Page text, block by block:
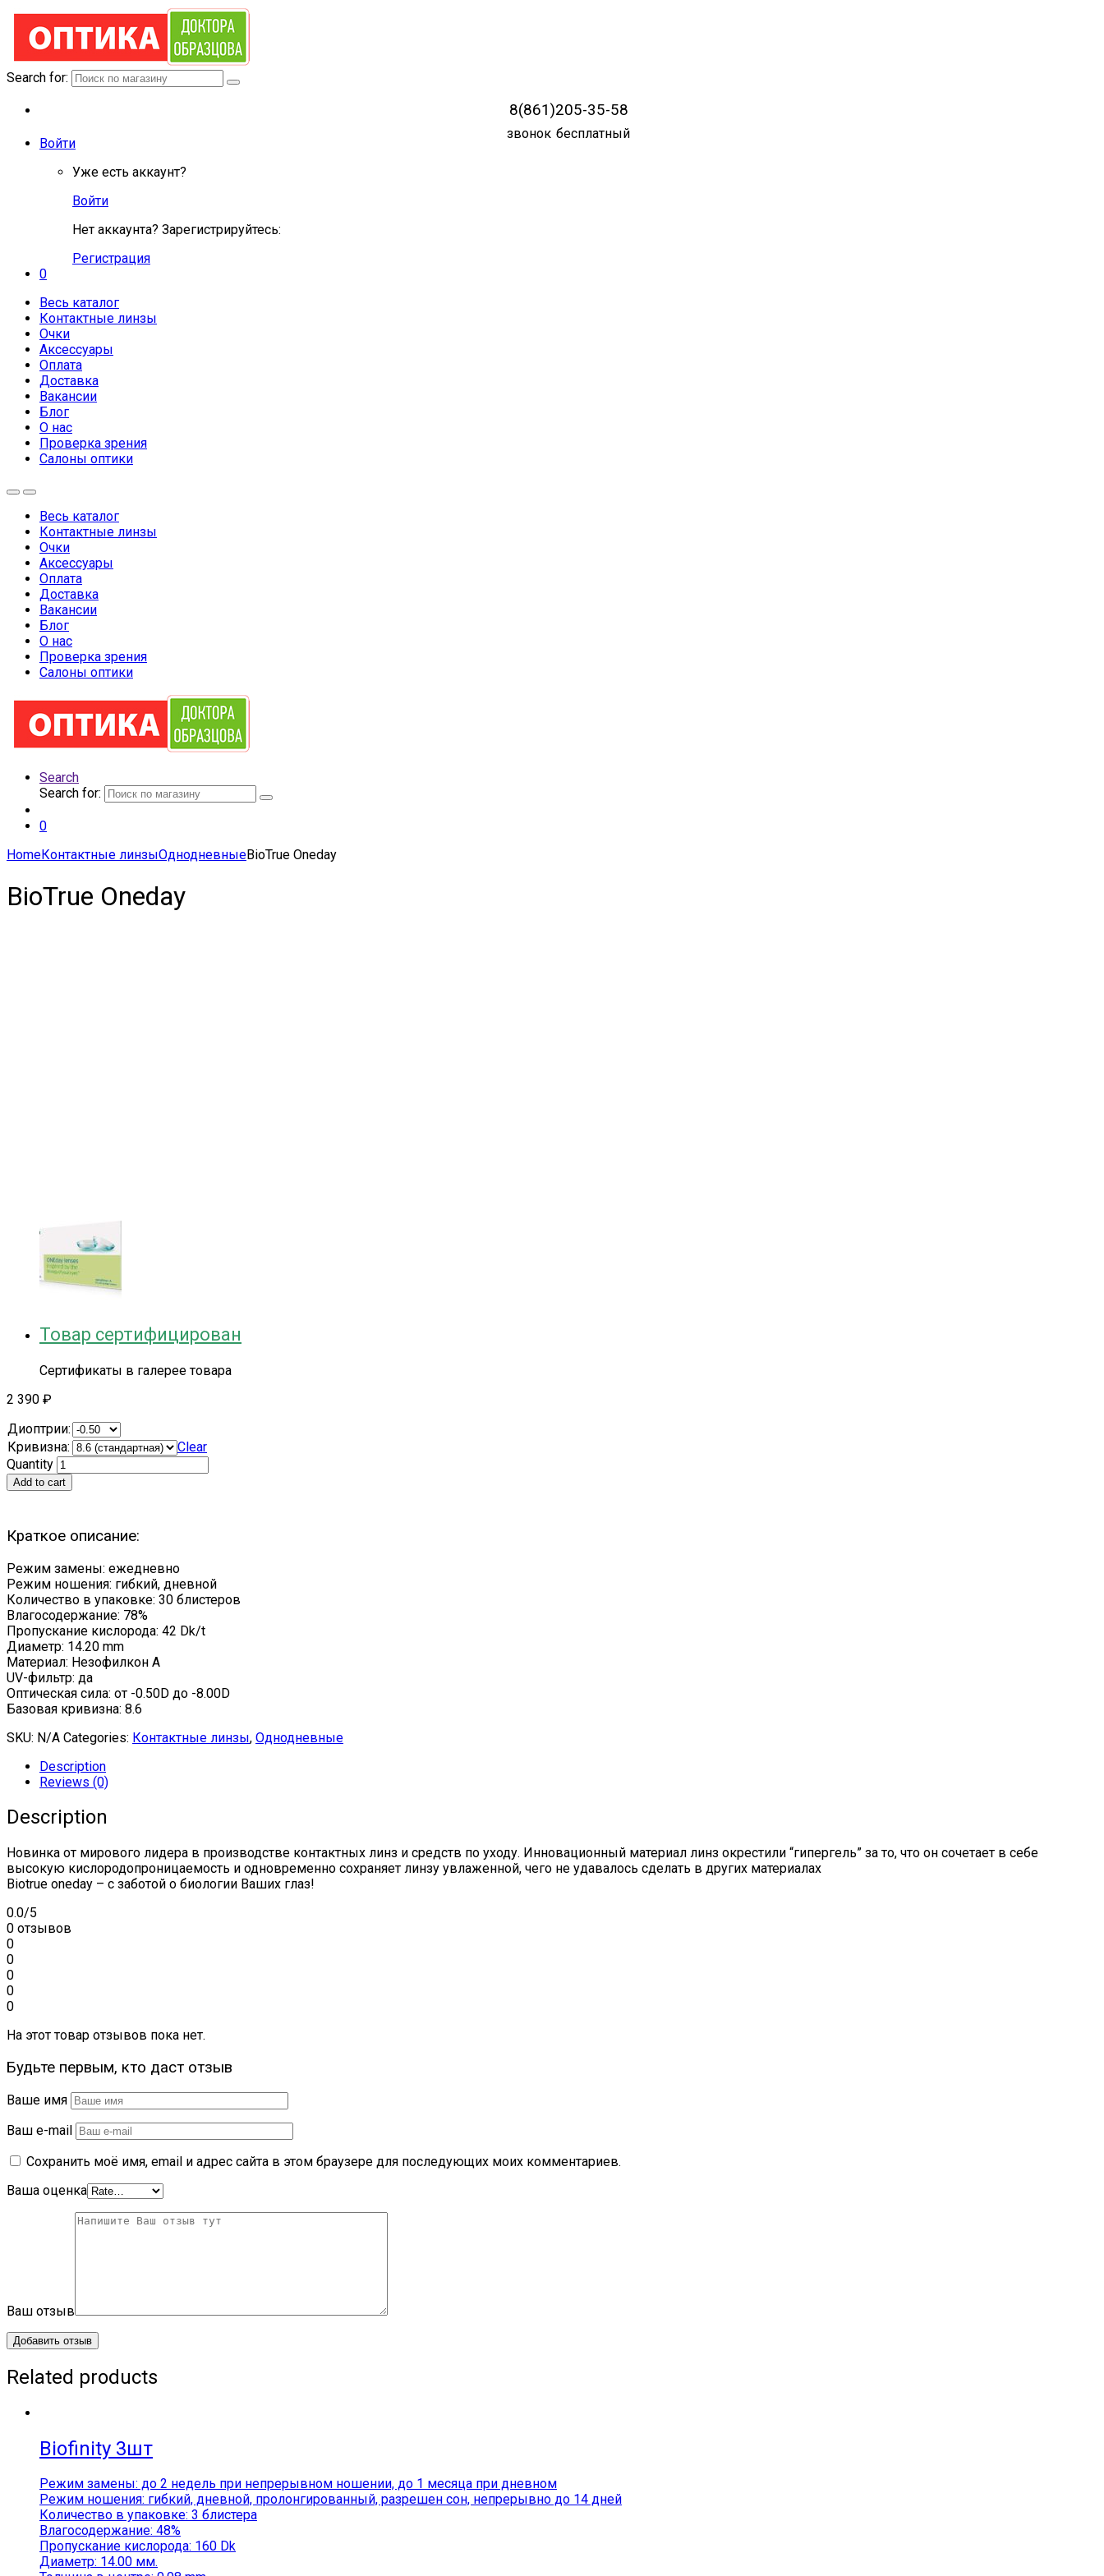
Search for:
8(861)205-35-58
звонок бесплатный
Войти
Уже есть аккаунт?
Войти
Нет аккаунта? Зарегистрируйтесь:
Регистрация
0
Весь каталог
Контактные линзы
Очки
Аксессуары
Оплата
Доставка
Вакансии
Блог
О нас
Проверка зрения
Салоны оптики
Весь каталог
Контактные линзы
Очки
Аксессуары
Оплата
Доставка
Вакансии
Блог
О нас
Проверка зрения
Салоны оптики
Search
Search for:
0
HomeКонтактные линзыОднодневныеBioTrue Oneday
BioTrue Oneday
Товар сертифицирован
Сертификаты в галерее товара
2 390 ₽
Диоптрии:
Кривизна:
Clear
Quantity
Add to cart
Краткое описание:
Режим замены: ежедневно
Режим ношения: гибкий, дневной
Количество в упаковке: 30 блистеров
Влагосодержание: 78%
Пропускание кислорода: 42 Dk/t
Диаметр: 14.20 mm
Материал: Незофилкон А
UV-фильтр: да
Оптическая сила: от -0.50D до -8.00D
Базовая кривизна: 8.6
SKU: N/A Categories: Контактные линзы, Однодневные
Description
Reviews (0)
Description
Новинка от мирового лидера в производстве контактных линз и средств по уходу. Инновационный материал линз окрестили “гипергель” за то, что он сочетает в себе
высокую кислородопроницаемость и одновременно сохраняет линзу увлаженной, чего не удавалось сделать в других материалах
Biotrue oneday – с заботой о биологии Ваших глаз!
0.0/5
0 отзывов
0
0
0
0
0
На этот товар отзывов пока нет.
Будьте первым, кто даст отзыв
Ваше имя
Ваш e-mail
Сохранить моё имя, email и адрес сайта в этом браузере для последующих моих комментариев.
Ваша оценка
Ваш отзыв
Related products
Biofinity 3шт
Режим замены: до 2 недель при непрерывном ношении, до 1 месяца при дневном
Режим ношения: гибкий, дневной, пролонгированный, разрешен сон, непрерывно до 14 дней
Количество в упаковке: 3 блистера
Влагосодержание: 48%
Пропускание кислорода: 160 Dk
Диаметр: 14.00 мм.